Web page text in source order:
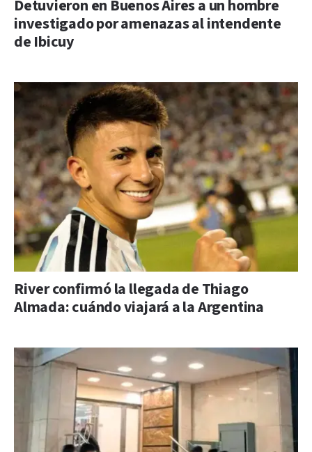
Detuvieron en Buenos Aires a un hombre
investigado por amenazas al intendente
de Ibicuy
River confirmó la llegada de Thiago
Almada: cuándo viajará a la Argentina